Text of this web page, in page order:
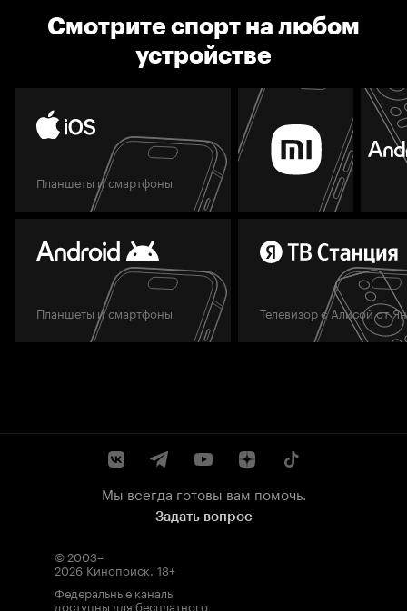
Смотрите спорт на любом
устройстве
Планшеты и смартфоны
Планшеты и смартфоны Телевизор с Алисой от
Мы всегда готовы вам помочь.
Задать вопрос
© 2003–
2026 Кинопоиск 18+
Федеральные каналы
доступны для бесплатного